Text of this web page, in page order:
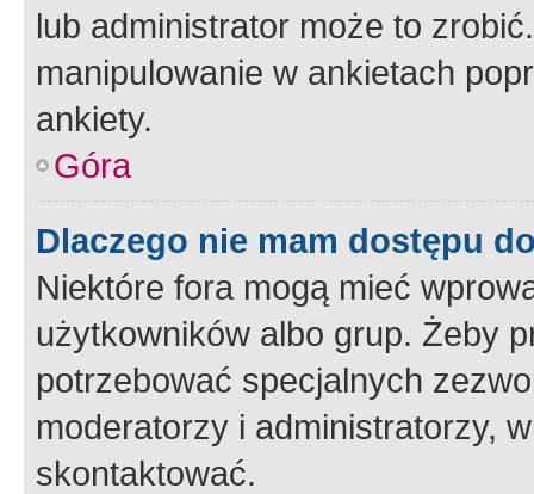
lub administrator może to
manipulowanie w ankietach
ankiety.
Góra
Dlaczego nie mam dostępu
Niektóre fora mogą mieć
użytkowników albo grup. Żeby
potrzebować specjalnych
moderatorzy i administratorzy,
skontaktować.